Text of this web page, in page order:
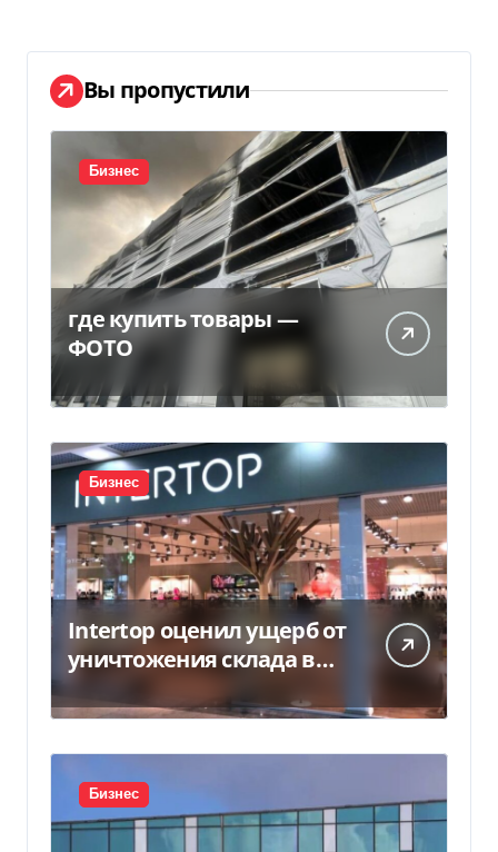
Вы пропустили
Бизнес
где купить товары —
ФОТО
Бизнес
Intertop оценил ущерб от
уничтожения склада в
450 млн грн
Бизнес